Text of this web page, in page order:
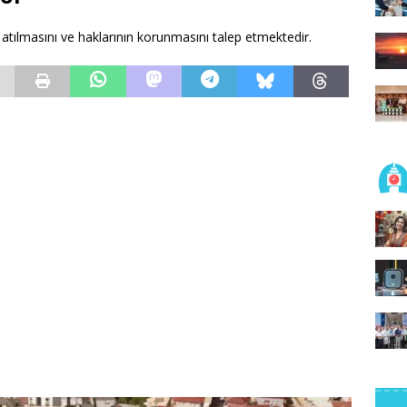
ve haklarının korunmasını talep etmektedir.